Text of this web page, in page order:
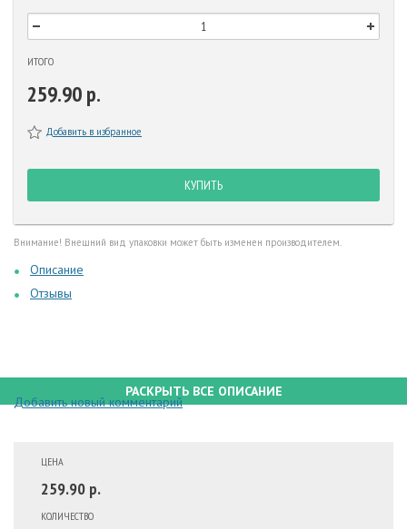
ИТОГО
259.90 р.
Добавить в избранное
КУПИТЬ
Внимание! Внешний вид упаковки может быть изменен производителем.
Описание
Отзывы
РАСКРЫТЬ ВСЕ ОПИСАНИЕ
Добавить новый комментарий
ЦЕНА
259.90 р.
КОЛИЧЕСТВО